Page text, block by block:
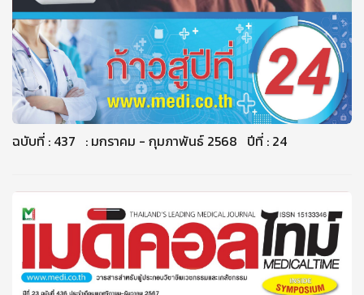
ฉบับที่ : 437 : มกราคม - กุมภาพันธ์ 2568 ปีที่ : 24